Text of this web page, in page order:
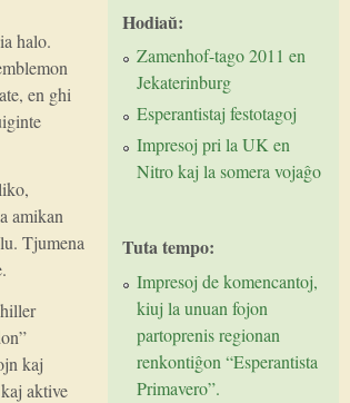
halo.
en ghi
amikan
Tjumena
kaj
aktive
Hodiaŭ:
Zamenhof-tago 2011 en
Jekaterinburg
Esperantistaj festotagoj
Impresoj pri la UK en
Nitro kaj la somera vojaĝo
Tuta tempo:
Impresoj de komencantoj,
kiuj la unuan fojon
partoprenis regionan
renkontiĝon “Esperantista
Primavero”.